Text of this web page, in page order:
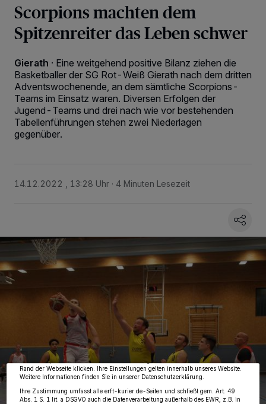
Scorpions machten dem
Spitzenreiter das Leben schwer
Gierath · Eine weitgehend positive Bilanz ziehen die
Basketballer der SG Rot-Weiß Gierath nach dem dritten
Adventswochenende, an dem sämtliche Scorpions-
Teams im Einsatz waren. Diversen Erfolgen der
Jugend-Teams und drei nach wie vor bestehenden
Tabellenführungen stehen zwei Niederlagen
gegenüber.
14.12.2022 , 13:28 Uhr 4 Minuten Lesezeit
Wir und unsere 218-Partner speichern und greifen auf personenbezogene Daten
wie Browserdaten oder eindeutige Kennungen auf Ihrem Gerät zu. Durch Auswahl
von OK aktivieren Sie Tracking-Technologien für die unter „Wir und unsere
Partner verarbeiten Daten, um Ihnen Dienste bereitzustellen“ aufgeführten
Zwecke. Wenn Tracker deaktiviert sind, sind manche Inhalte und Anzeigen
möglicherweise nicht mehr so relevant für Sie. Sie können dieses Menü jederzeit
wieder aufrufen, um Ihre Einstellungen zu ändern oder Ihre Einwilligung zu
widerrufen, indem Sie auf den Link Einstellungen oder Ablehnen am unteren
Rand der Webseite klicken. Ihre Einstellungen gelten innerhalb unseres Website.
Weitere Informationen finden Sie in unserer Datenschutzerklärung.
Ihre Zustimmung umfasst alle erft-kurier.de-Seiten und schließt gem. Art. 49
Abs. 1 S. 1 lit. a DSGVO auch die Datenverarbeitung außerhalb des EWR, z.B. in